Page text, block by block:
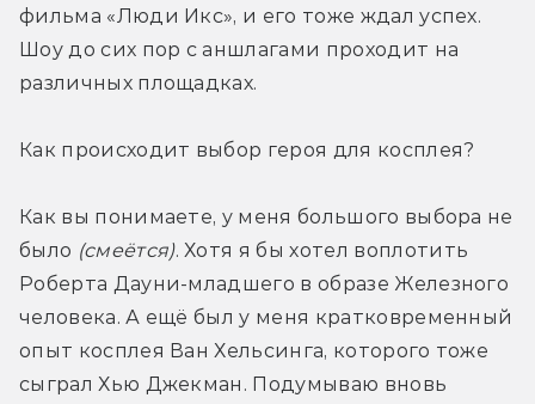
фильма «Люди Икс», и его тоже ждал успех.
Шоу до сих пор с аншлагами проходит на
различных площадках.
Как происходит выбор героя для косплея?
Как вы понимаете, у меня большого выбора не
было (смеётся). Хотя я бы хотел воплотить
Роберта Дауни-младшего в образе Железного
человека. А ещё был у меня кратковременный
опыт косплея Ван Хельсинга, которого тоже
сыграл Хью Джекман. Подумываю вновь